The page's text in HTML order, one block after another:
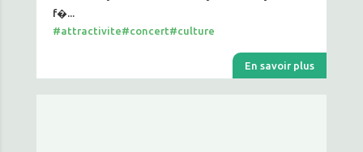
f�...
#attractivite#concert#culture
En savoir plus